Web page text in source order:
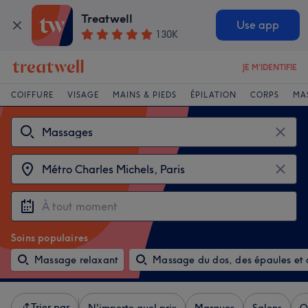
Treatwell
130K
Use app
JE M'IDENTIFIE
COIFFURE VISAGE MAINS & PIEDS ÉPILATION CORPS
Soins populaires
Massage relaxant
Massage du dos, des épaules et